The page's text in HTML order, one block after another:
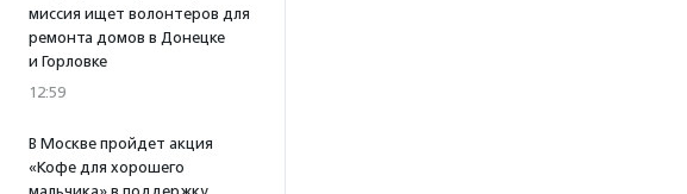
миссия ищет волонтеров для
ремонта домов в Донецке
и Горловке
12:59
В Москве пройдет акция
«Кофе для хорошего